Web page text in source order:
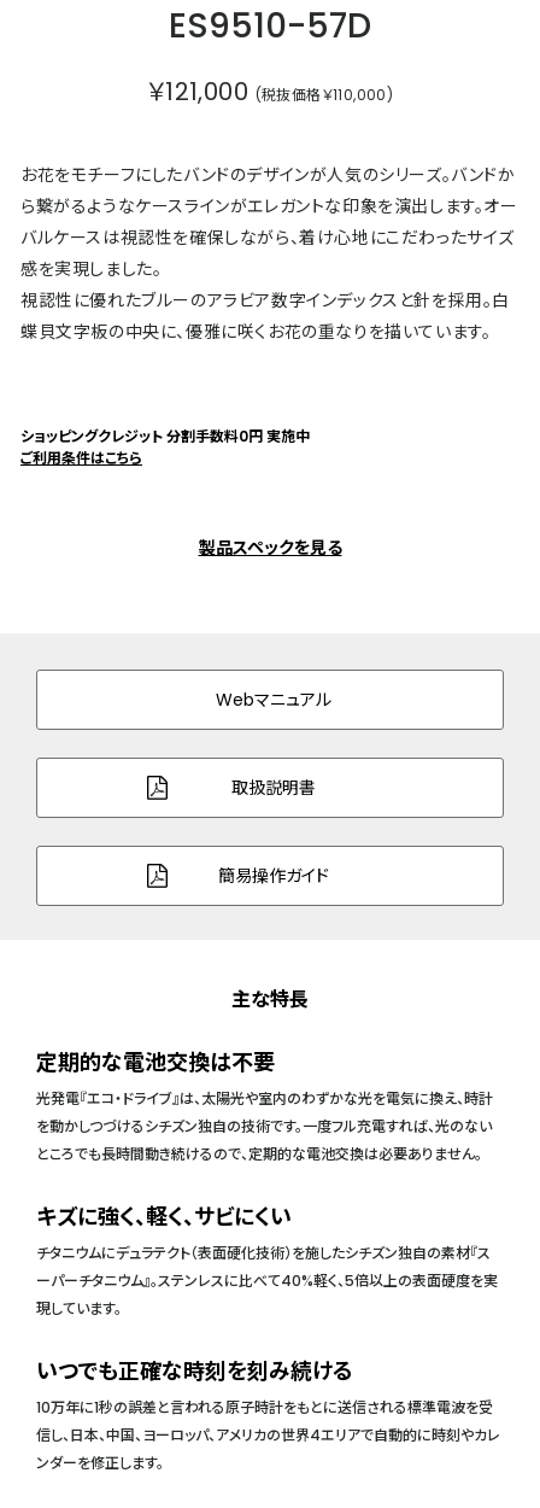
ES9510-57D
￥121,000 (税抜価格￥110,000)
お花をモチーフにしたバンドのデザインが人気のシリーズ。バンドか
ら繋がるようなケースラインがエレガントな印象を演出します。オー
バルケースは視認性を確保しながら、着け心地にこだわったサイズ
感を実現しました。
視認性に優れたブルーのアラビア数字インデックスと針を採用。白
蝶貝文字板の中央に、優雅に咲くお花の重なりを描いています。
ショッピングクレジット 分割手数料0円 実施中
ご利用条件はこちら
製品スペックを見る
Webマニュアル
取扱説明書
簡易操作ガイド
主な特長
定期的な電池交換は不要
光発電『エコ・ドライブ』は、太陽光や室内のわずかな光を電気に換え、時計
を動かしつづけるシチズン独自の技術です。一度フル充電すれば、光のない
ところでも長時間動き続けるので、定期的な電池交換は必要ありません。
キズに強く、軽く、サビにくい
チタニウムにデュラテクト（表面硬化技術）を施したシチズン独自の素材『ス
ーパーチタニウム』。ステンレスに比べて40%軽く、5倍以上の表面硬度を実
現しています。
いつでも正確な時刻を刻み続ける
10万年に1秒の誤差と言われる原子時計をもとに送信される標準電波を受
信し、日本、中国、ヨーロッパ、アメリカの世界4エリアで自動的に時刻やカレ
ンダーを修正します。